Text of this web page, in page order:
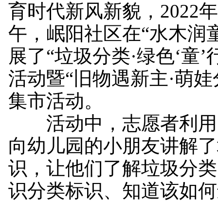
育时代新风新貌，2022
午，岷阳社区在“水木润
展了“垃圾分类·绿色‘童’
活动暨“旧物遇新主·萌
集市活动。
活动中，志愿者利用
向幼儿园的小朋友讲解
识，让他们了解垃圾分
识分类标识、知道该如